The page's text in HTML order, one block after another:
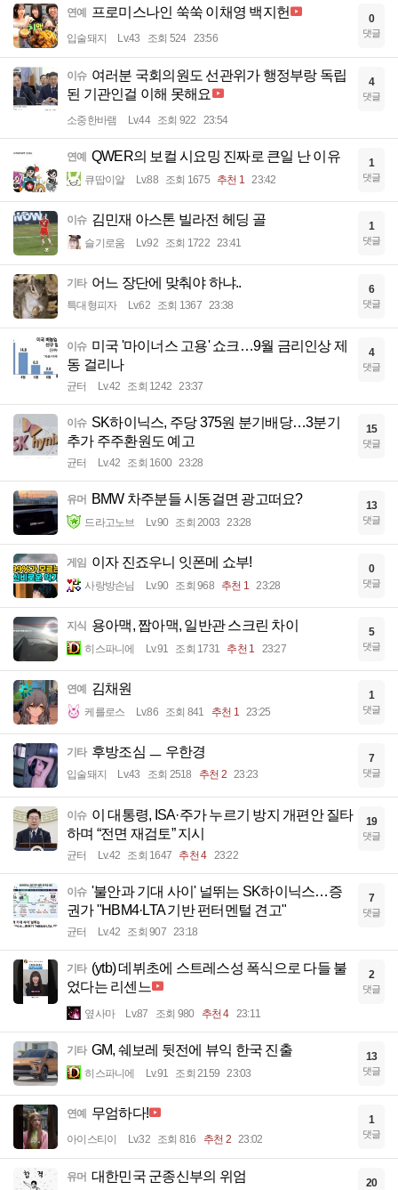
연예 프로미스나인 쑥쑥 이채영 백지헌
입술돼지 Lv.43 조회 524 23:56
0
댓글
이슈 여러분 국회의원도 선관위가 행정부랑 독립
된 기관인걸 이해 못해요
소중한바램 Lv.44 조회 922 23:54
4
댓글
연예 QWER의 보컬 시요밍 진짜로 큰일 난 이유
큐땁이알 Lv.88 조회 1675 추천 1 23:42
1
댓글
이슈 김민재 아스톤 빌라전 헤딩 골
슬기로움 Lv.92 조회 1722 23:41
1
댓글
기타 어느 장단에 맞춰야 하냐..
특대형피자 Lv.62 조회 1367 23:38
6
댓글
이슈 미국 '마이너스 고용' 쇼크…9월 금리인상 제
동 걸리나
균터 Lv.42 조회 1242 23:37
4
댓글
이슈 SK하이닉스, 주당 375원 분기배당…3분기
추가 주주환원도 예고
균터 Lv.42 조회 1600 23:28
15
댓글
유머 BMW 차주분들 시동걸면 광고떠요?
드라고노브 Lv.90 조회 2003 23:28
13
댓글
게임 이자 진죠우니 잇폰메 쇼부!
사랑방손님 Lv.90 조회 968 추천 1 23:28
0
댓글
지식 용아맥, 짭아맥, 일반관 스크린 차이
히스파니에 Lv.91 조회 1731 추천 1 23:27
5
댓글
연예 김채원
케를로스 Lv.86 조회 841 추천 1 23:25
1
댓글
기타 후방조심 ㅡ 우한경
입술돼지 Lv.43 조회 2518 추천 2 23:23
7
댓글
이슈 이 대통령, ISA·주가 누르기 방지 개편안 질타
하며 “전면 재검토” 지시
균터 Lv.42 조회 1647 추천 4 23:22
19
댓글
이슈 '불안과 기대 사이' 널뛰는 SK하이닉스…증
권가 "HBM4·LTA 기반 펀터멘털 견고"
균터 Lv.42 조회 907 23:18
7
댓글
기타 (ytb) 데뷔초에 스트레스성 폭식으로 다들 불
었다는 리센느
옆사마 Lv.87 조회 980 추천 4 23:11
2
댓글
기타 GM, 쉐보레 뒷전에 뷰익 한국 진출
히스파니에 Lv.91 조회 2159 23:03
13
댓글
연예 무엄하다!
아이스티이 Lv.32 조회 816 추천 2 23:02
1
댓글
유머 대한민국 군종신부의 위엄 20